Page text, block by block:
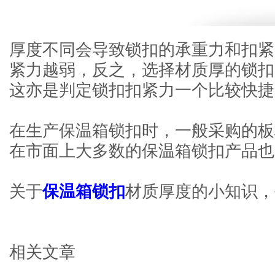
厚度不同会导致锁扣的承重力和扣紧力
紧力越弱，反之，选择材质厚的锁
这亦是判定锁扣扣紧力一个比较快捷的
在生产保温箱锁扣时，一般采购的
在市面上大多数的保温箱锁扣产品也
关于保温箱锁扣材质厚度的小知识，
相关文章